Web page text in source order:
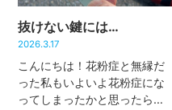
抜けない鍵には…
2026.3.17
こんにちは！花粉症と無縁だ
った私もいよいよ花粉症にな
ってしまったかと思ったら風